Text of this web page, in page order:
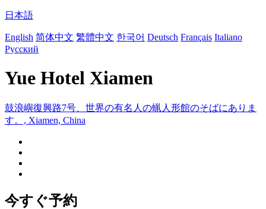
日本語
English 简体中文 繁體中文 한국어 Deutsch Français Italiano
Русский
Yue Hotel Xiamen
鼓浪嶼復興路7号、世界の有名人の蝋人形館のそばにありま
す。, Xiamen, China
今すぐ予約